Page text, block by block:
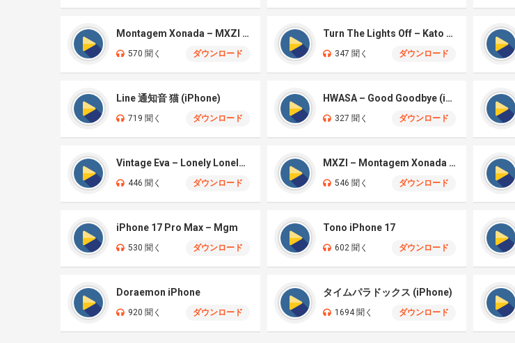
Montagem Xonada – MXZI (iPhone)
570 聞く ダウンロード
Turn The Lights Off – Kato (iPhone)
347 聞く ダウンロード
Line 通知音 猫 (iPhone)
719 聞く ダウンロード
HWASA – Good Goodbye (iPhone)
327 聞く ダウンロード
Vintage Eva – Lonely Lonely (iPhone)
446 聞く ダウンロード
MXZI – Montagem Xonada (iPhone)
546 聞く ダウンロード
iPhone 17 Pro Max – Mgm
530 聞く ダウンロード
Tono iPhone 17
602 聞く ダウンロード
Doraemon iPhone
920 聞く ダウンロード
タイムパラドックス (iPhone)
1694 聞く ダウンロード